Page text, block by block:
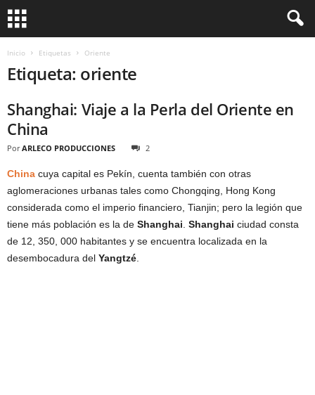
Inicio Etiquetas Oriente
Etiqueta: oriente
Shanghai: Viaje a la Perla del Oriente en
China
Por ARLECO PRODUCCIONES 2
China cuya capital es Pekín, cuenta también con otras
aglomeraciones urbanas tales como Chongqing, Hong Kong
considerada como el imperio financiero, Tianjin; pero la legión que
tiene más población es la de Shanghai Shanghai ciudad consta
de 12, 350, 000 habitantes y se encuentra localizada en la
desembocadura del Yangtzé